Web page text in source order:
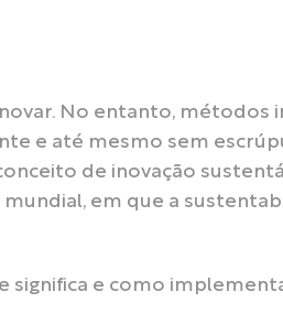
No entanto, métodos
e até mesmo sem
de inovação
em que a
significa e como